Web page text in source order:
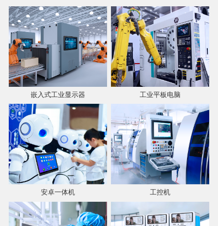
嵌入式工业显示器 工业平板电脑
安卓一体机 工控机